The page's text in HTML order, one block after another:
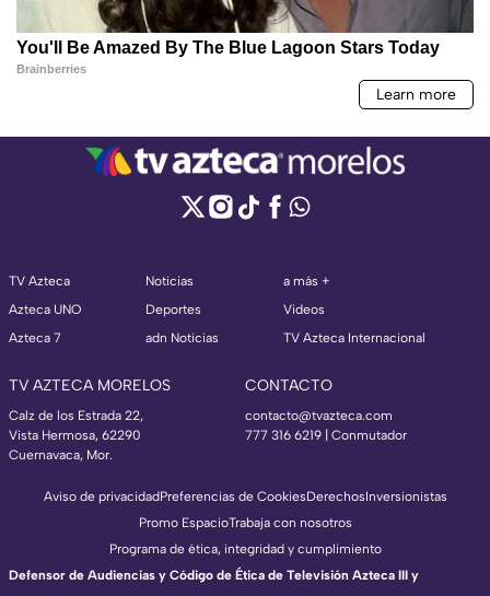
TV Azteca
Azteca UNO
Azteca 7
Noticias
Deportes
adn Noticias
a más +
Videos
TV Azteca Internacional
TV AZTECA MORELOS
Calz de los Estrada 22,
Vista Hermosa, 62290
Cuernavaca, Mor.
CONTACTO
contacto@tvazteca.com
777 316 6219 | Conmutador
Aviso de privacidadPreferencias de CookiesDerechosInversionistas
Promo EspacioTrabaja con nosotros
Programa de ética, integridad y cumplimiento
Defensor de Audiencias y Código de Ética de Televisión Azteca III y